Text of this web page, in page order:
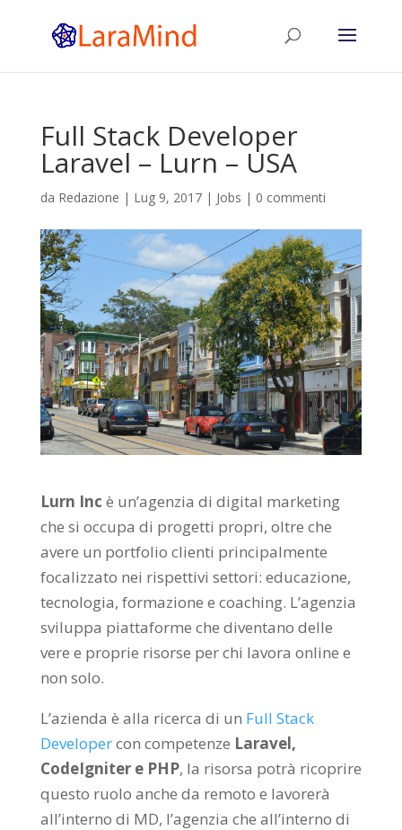
Full Stack Developer
Laravel – Lurn – USA
da Redazione | Lug 9, 2017| Jobs | 0 commenti
Lurn Inc è un’agenzia di digital marketing
che si occupa di progetti propri, oltre che
avere un portfolio clienti principalmente
focalizzato nei rispettivi settori: educazione,
tecnologia, formazione e coaching. L’agenzia
sviluppa piattaforme che diventano delle
vere e proprie risorse per chi lavora online e
non solo.
L’azienda è alla ricerca di un Full Stack
Developercon competenze Laravel,
CodeIgniter e PHP, la risorsa potrà ricoprire
questo ruolo anche da remoto e lavorerà
all’interno di MD, l’agenzia che all’interno di